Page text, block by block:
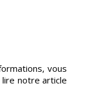
vous
lire notre article